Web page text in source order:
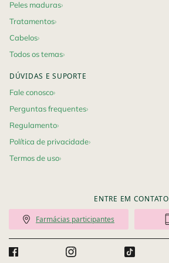
Peles maduras
Tratamentos
Cabelos
Todos os temas
DÚVIDAS E SUPORTE
Fale conosco
Perguntas frequentes
Regulamento
Política de privacidade
Termos de uso
ENTRE EM CONTATO
Farmácias participantes